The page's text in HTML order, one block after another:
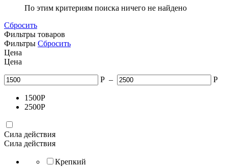
По этим критериям поиска ничего не найдено
Сбросить
Фильтры товаров
Фильтры Сбросить
Цена
Цена
Р – Р
1500Р
2500Р
Сила действия
Сила действия
Крепкий